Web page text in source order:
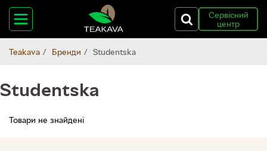
Сервісний
центр
Teakava Бренди Studentska
Studentska
Товари не знайдені